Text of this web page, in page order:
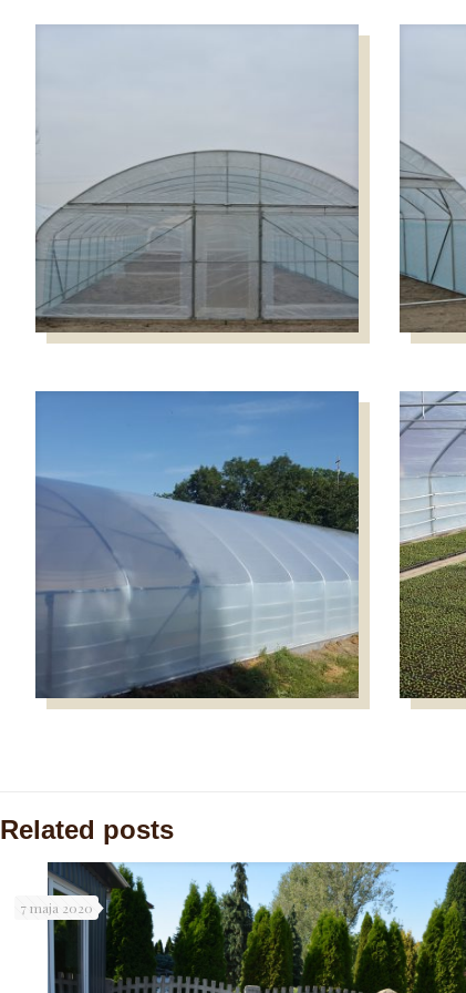
Related posts
7 maja 2020